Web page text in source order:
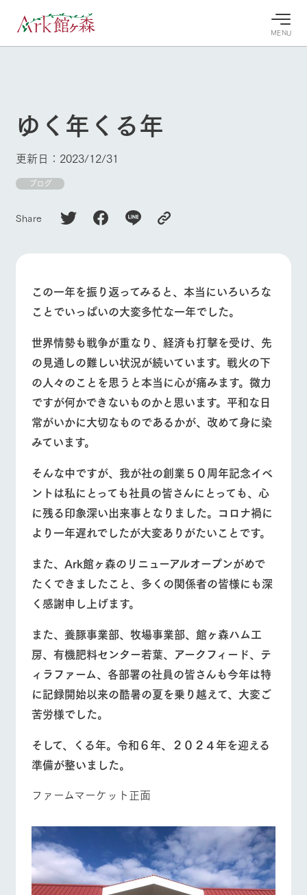
MENU
牧場へ行
間・料金
交通アク
セス
よくいた
だく質問
客様へ
ペットを
お連れの
お客様へ
わせ・資
料請求
よく見られている情報
今日の牧
本日の営業時間
や牧場の天気、
状況などを毎日
Ark館ヶ森で開
催しているイベ
情報やスケジュ
ビゲート
施設・体験情報
フラワー
ガーデン
花のある美しい
自然環境の中、
季節の移り変わ
りを存分に味わ
う
動物とふ
れあう
触れて、感じ
て、学ぶ。館ヶ
森の雄大な自然
なかで動物とふ
れあう
アクティ
ビティ／
体験
ツリーハウスや
各種体験教室な
ど、楽しみなが
ら学べる様々な
レストラ
ン
牧場の生産品を
知り尽くした料
理人が腕を振
スタイルで提供
ショップ
／お買い
物
丹精込めて育て
た生産品をはじ
品を取り揃えた
店舗
牧場マッ
牧場マップのダ
ウンロード
周遊バス
牧場内を巡る周
遊バスのご案内
Ark館ヶ森について
牧場に行く
生産品を見る
ArkFarm Wedding
お知らせ
ブログ
お問い合わせ・資料請求
生産品カタログ・資料DL
English (Google Translate)
個人情報取扱いについて
牧場トップ 今日の牧場 牧場の楽しみ方
イベント/フェア レストラン/BBQ フラワーガーデン
動物とふれあう アクティビティ/体験 ショップ/お買い物
牧場マップを見る 周遊バス
営業時間・料金 交通アクセス
よくあるご質問
団体のお客様へ
ペットをお連れの
お客様へ
ゆく年くる年
更新日：2023/12/31
ブログ
Share
この一年を振り返ってみると、本当にいろいろな
ことでいっぱいの大変多忙な一年でした。
世界情勢も戦争が重なり、経済も打撃を受け、先
の見通しの難しい状況が続いています。戦火の下
の人々のことを思うと本当に心が痛みます。微力
ですが何かできないものかと思います。平和な日
常がいかに大切なものであるかが、改めて身に染
みています。
そんな中ですが、我が社の創業５０周年記念イベ
ントは私にとっても社員の皆さんにとっても、心
に残る印象深い出来事となりました。コロナ禍に
より一年遅れでしたが大変ありがたいことです。
また、Ark館ヶ森のリニューアルオープンがめで
たくできましたこと、多くの関係者の皆様にも深
く感謝申し上げます。
また、養豚事業部、牧場事業部、館ヶ森ハム工
房、有機肥料センター若葉、アークフィード、テ
ィラファーム、各部署の社員の皆さんも今年は特
に記録開始以来の酷暑の夏を乗り越えて、大変ご
苦労様でした。
そして、くる年。令和６年、２０２４年を迎える
準備が整いました。
ファームマーケット正面